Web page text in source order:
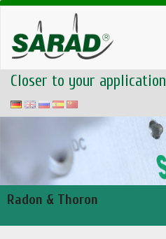
Closer to your application
Radon & Thoron